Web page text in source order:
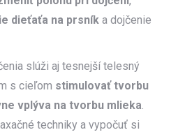
dieťaťa na prsník a dojčenie
slúži aj tesnejší telesný
s cieľom stimulovať tvorbu
vplýva na tvorbu mlieka.
techniky a vypočuť si